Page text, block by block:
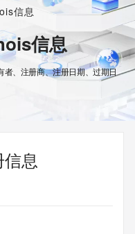
信息
信息
、注册商、注册日期、过期日
息